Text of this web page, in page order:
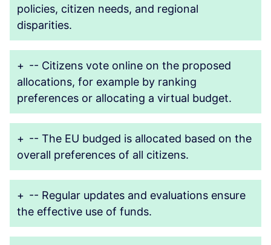
policies, citizen needs, and regional
disparities.
+ -- Citizens vote online on the proposed
allocations, for example by ranking
preferences or allocating a virtual budget.
+ -- The EU budged is allocated based on the
overall preferences of all citizens.
+ -- Regular updates and evaluations ensure
the effective use of funds.